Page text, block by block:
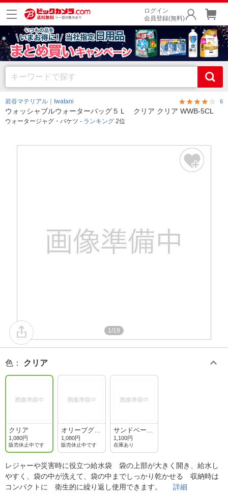
ログイン
会員登録(無料)
岩谷マテリアル｜Iwatani 6
ウォッシャブルウォーターバッグ５Ｌ クリア クリア WWB-5CL
ウォータージャグ・バケツ - ランキング 2位
1/19
色 ： クリア
クリア
1,080円
販売休止中です
オリーブグリ
ーン
1,080円
販売休止中です
サンドベージ
ュ
1,100円
在庫あり
レジャーや災害時に役立つ給水袋 袋の上部が大きく開き、給水し
やすく、袋の中が洗えて、袋の中までしっかり乾かせる 収納時は
コンパクトに 衛生的に繰り返し使用できます。 詳細